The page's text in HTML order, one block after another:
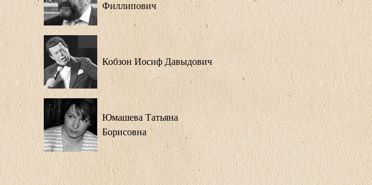
Филлипович
Кобзон Иосиф Давыдович
Юмашева Татьяна
Борисовна